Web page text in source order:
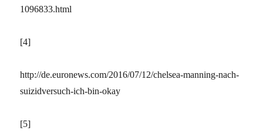
1096833.html
[4]
http://de.euronews.com/2016/07/12/chelsea-manning-nach-
suizidversuch-ich-bin-okay
[5]